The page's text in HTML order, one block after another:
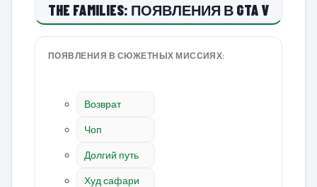
THE FAMILIES: ПОЯВЛЕНИЯ В GTA V
ПОЯВЛЕНИЯ В СЮЖЕТНЫХ МИССИЯХ:
Возврат
Чоп
Долгий путь
Худ сафари